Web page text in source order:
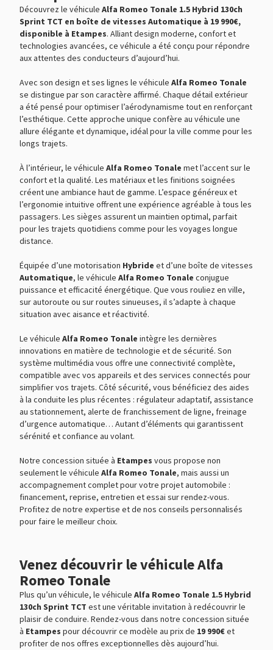
Feux arrière à LED
Feux de jour à LED
Frein stationnement électrique
Freinage automatique d'urgence
GPS Cartographique
Jantes Alu
Kit mains-libres Bluetooth
Lampe de coffre
Limiteur de vitesse
Lunette arrière surteintée
Ordinateur de bord
Phares avant LED
Radar de stationnement AR
Radar de stationnement AV
Radio numérique DAB
Reconnaissance panneaux de signalisation
Rouge Alfa Pastel
Régulateur de vitesse
Régulateur de vitesse adaptatif
Rétroviseur intérieur électrochrome
Rétroviseurs dégivrants
Rétroviseurs électriques
Services connectés
Siège cond. avec réglage lombaire électr
Système d'accès sans clé
Découvrez le véhicule Alfa Romeo Tonale 1.5 Hybrid 130ch
Sprint TCT en boîte de vitesses Automatique à 19 990€,
disponible à Etampes. Alliant design moderne, confort et
technologies avancées, ce véhicule a été conçu pour répondre
aux attentes des conducteurs d’aujourd’hui.
Avec son design et ses lignes le véhicule Alfa Romeo Tonale
se distingue par son caractère affirmé. Chaque détail extérieur
a été pensé pour optimiser l’aérodynamisme tout en renforçant
l’esthétique. Cette approche unique confère au véhicule une
allure élégante et dynamique, idéal pour la ville comme pour les
longs trajets.
À l’intérieur, le véhicule Alfa Romeo Tonale met l’accent sur le
confort et la qualité. Les matériaux et les finitions soignées
créent une ambiance haut de gamme. L’espace généreux et
l’ergonomie intuitive offrent une expérience agréable à tous les
passagers. Les sièges assurent un maintien optimal, parfait
pour les trajets quotidiens comme pour les voyages longue
distance.
Équipée d’une motorisation Hybride et d’une boîte de vitesses
Automatique, le véhicule Alfa Romeo Tonale conjugue
puissance et efficacité énergétique. Que vous rouliez en ville,
sur autoroute ou sur routes sinueuses, il s’adapte à chaque
situation avec aisance et réactivité.
Le véhicule Alfa Romeo Tonale intègre les dernières
innovations en matière de technologie et de sécurité. Son
système multimédia vous offre une connectivité complète,
compatible avec vos appareils et des services connectés pour
simplifier vos trajets. Côté sécurité, vous bénéficiez des aides
à la conduite les plus récentes : régulateur adaptatif, assistance
au stationnement, alerte de franchissement de ligne, freinage
d’urgence automatique… Autant d’éléments qui garantissent
sérénité et confiance au volant.
Notre concession située à Etampes vous propose non
seulement le véhicule Alfa Romeo Tonale, mais aussi un
accompagnement complet pour votre projet automobile :
financement, reprise, entretien et essai sur rendez-vous.
Profitez de notre expertise et de nos conseils personnalisés
pour faire le meilleur choix.
Venez découvrir le véhicule Alfa
Romeo Tonale
Plus qu’un véhicule, le véhicule Alfa Romeo Tonale 1.5 Hybrid
130ch Sprint TCT est une véritable invitation à redécouvrir le
plaisir de conduire. Rendez-vous dans notre concession située
à Etampes pour découvrir ce modèle au prix de 19 990€et
profiter de nos offres exceptionnelles dès aujourd’hui.